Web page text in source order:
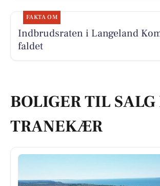
FAKTA OM
Indbrudsraten i Langeland
faldet
BOLIGER TIL SALG
TRANEKÆR